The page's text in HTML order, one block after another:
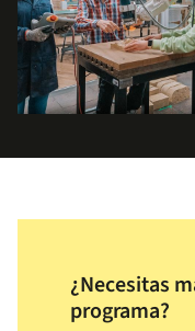
¿Necesitas
programa?